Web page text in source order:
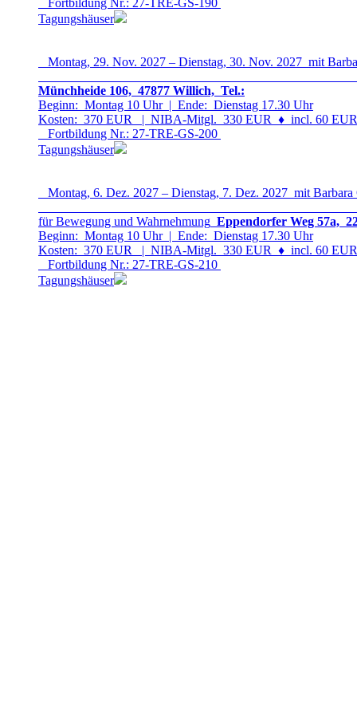
Fortbildung Nr.: 27-TRE-GS-190
Tagungshäuser
Montag, 29. Nov. 2027 – Dienstag, 30. Nov. 2027 mit
Münchheide 106, 47877 Willich, Tel.:
Beginn: Montag 10 Uhr | Ende: Dienstag 17.30 Uhr
Kosten: 370 EUR | NIBA-Mitgl. 330 EUR ♦ incl. 60
Fortbildung Nr.: 27-TRE-GS-200
Tagungshäuser
Montag, 6. Dez. 2027 – Dienstag, 7. Dez. 2027 mit Barbara
für Bewegung und Wahrnehmung Eppendorfer Weg 57a,
Beginn: Montag 10 Uhr | Ende: Dienstag 17.30 Uhr
Kosten: 370 EUR | NIBA-Mitgl. 330 EUR ♦ incl. 60
Fortbildung Nr.: 27-TRE-GS-210
Tagungshäuser